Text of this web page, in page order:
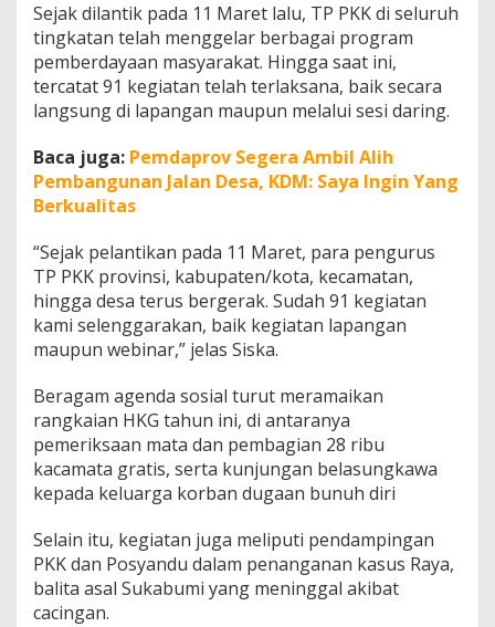
Sejak dilantik pada 11 Maret lalu, TP PKK di seluruh
tingkatan telah menggelar berbagai program
pemberdayaan masyarakat. Hingga saat ini,
tercatat 91 kegiatan telah terlaksana, baik secara
langsung di lapangan maupun melalui sesi daring.
Baca juga: Pemdaprov Segera Ambil Alih
Pembangunan Jalan Desa, KDM: Saya Ingin Yang
Berkualitas
“Sejak pelantikan pada 11 Maret, para pengurus
TP PKK provinsi, kabupaten/kota, kecamatan,
hingga desa terus bergerak. Sudah 91 kegiatan
kami selenggarakan, baik kegiatan lapangan
maupun webinar,” jelas Siska.
Beragam agenda sosial turut meramaikan
rangkaian HKG tahun ini, di antaranya
pemeriksaan mata dan pembagian 28 ribu
kacamata gratis, serta kunjungan belasungkawa
kepada keluarga korban dugaan bunuh diri
Selain itu, kegiatan juga meliputi pendampingan
PKK dan Posyandu dalam penanganan kasus Raya,
balita asal Sukabumi yang meninggal akibat
cacingan.